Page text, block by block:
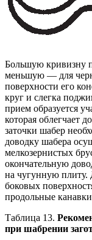
Большую кривизну
меньшую — для
поверхности его
круг и слегка
прием образуется
которая облегчает
заточки шабер
доводку шабера
мелкозернистых
окончательную
на чугунную плиту.
боковых
продольные
Таблица 13.
при шабрении